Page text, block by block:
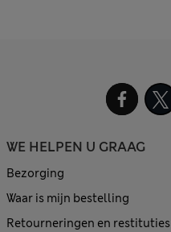
WE HELPEN U GRAAG
Bezorging
Waar is mijn bestelling
Retourneringen en restituties